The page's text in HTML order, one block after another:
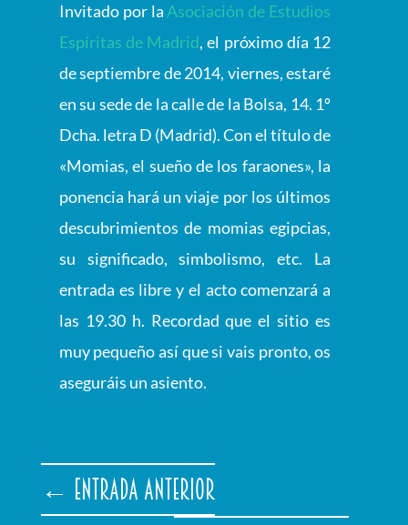
Invitado por la Asociación de Estudios
Espíritas de Madrid, el próximo día 12
de septiembre de 2014, viernes, estaré
en su sede de la calle de la Bolsa, 14. 1º
Dcha. letra D (Madrid). Con el título de
«Momias, el sueño de los faraones», la
ponencia hará un viaje por los últimos
descubrimientos de momias egipcias,
su significado, simbolismo, etc. La
entrada es libre y el acto comenzará a
las 19.30 h. Recordad que el sitio es
muy pequeño así que si vais pronto, os
aseguráis un asiento.
← Entrada anterior